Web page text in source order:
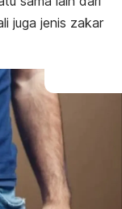
juga jenis zakar